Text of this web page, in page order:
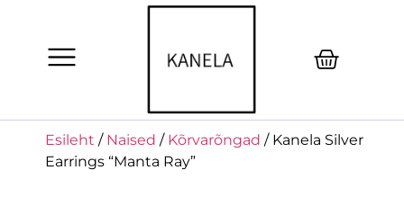
Esileht / Naised / Kõrvarõngad / Kanela Silver
Earrings “Manta Ray”